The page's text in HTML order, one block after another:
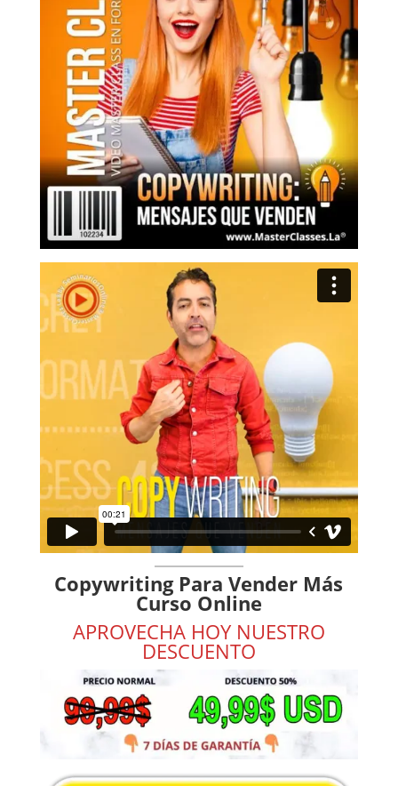
Copywriting Para Vender Más
Curso Online
APROVECHA HOY NUESTRO
DESCUENTO